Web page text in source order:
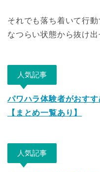
それでも落ち着いて行
なつらい状態から抜け
人気記事
パワハラ体験者がおす
【まとめ一覧あり】
人気記事